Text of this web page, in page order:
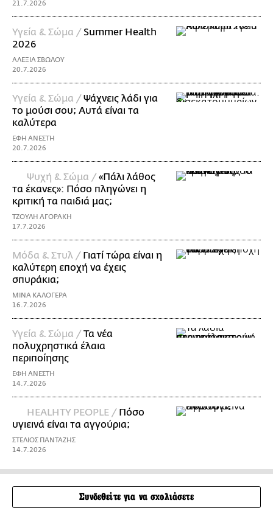
21.7.2026
Υγεία & Σώμα / Summer Health
2026
ΑΛΕΞΙΑ ΣΒΩΛΟΥ
20.7.2026
Υγεία & Σώμα /Ψάχνεις λάδι για
τo μούσι σου; Αυτά είναι τα
καλύτερα
ΕΦΗ ΑΝΕΣΤΗ
20.7.2026
Ψυχή & Σώμα /«Πάλι λάθος
τα έκανες»: Πόσο πληγώνει η
κριτική τα παιδιά μας;
ΤΖΟΥΛΗ ΑΓΟΡΑΚΗ
17.7.2026
Μόδα & Στυλ / Γιατί τώρα είναι η
καλύτερη εποχή να έχεις
σπυράκια;
ΜΙΝΑ ΚΑΛΟΓΕΡΑ
16.7.2026
Υγεία & Σώμα /Τα νέα
πολυχρηστικά έλαια
περιποίησης
ΕΦΗ ΑΝΕΣΤΗ
14.7.2026
HEALHTY PEOPLE / Πόσο
υγιεινά είναι τα αγγούρια;
ΣΤΕΛΙΟΣ ΠΑΝΤΑΖΗΣ
14.7.2026
Συνδεθείτε για να σχολιάσετε